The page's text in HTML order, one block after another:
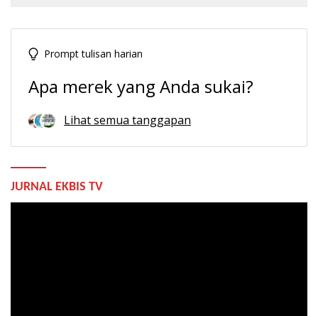
Prompt tulisan harian
Apa merek yang Anda sukai?
Lihat semua tanggapan
JURNAL EKBIS TV